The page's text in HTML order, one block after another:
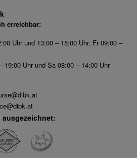
erreichbar:
Uhr und 13:00 – 15:00 Uhr, Fr 09:00 –
19:00 Uhr und Sa 08:00 – 14:00 Uhr